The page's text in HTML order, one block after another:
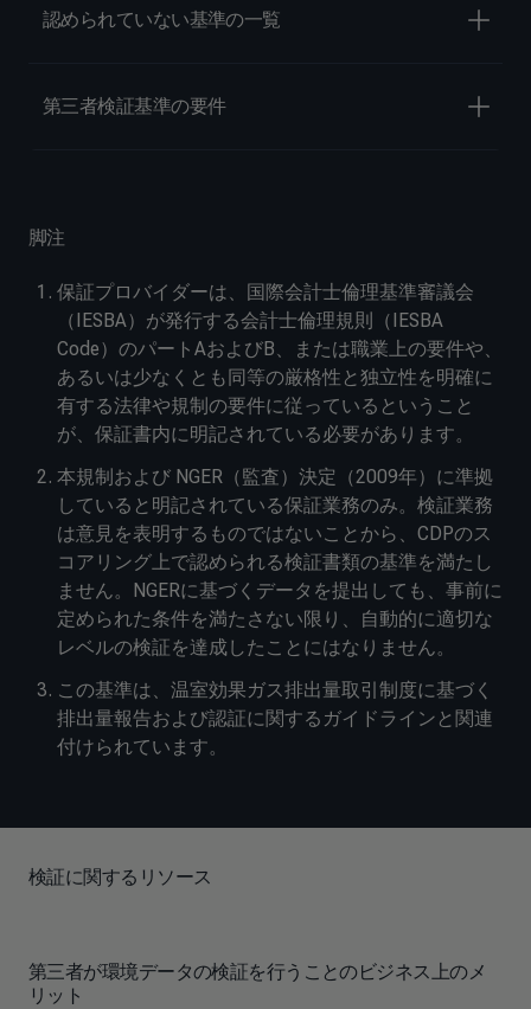
認められていない基準の一覧
第三者検証基準の要件
脚注
保証プロバイダーは、国際会計士倫理基準審議会
（IESBA）が発行する会計士倫理規則（IESBA
Code）のパートAおよびB、または職業上の要件や、
あるいは少なくとも同等の厳格性と独立性を明確に
有する法律や規制の要件に従っているということ
が、保証書内に明記されている必要があります。
本規制および NGER（監査）決定（2009年）に準拠
していると明記されている保証業務のみ。検証業務
は意見を表明するものではないことから、CDPのス
コアリング上で認められる検証書類の基準を満たし
ません。NGERに基づくデータを提出しても、事前に
定められた条件を満たさない限り、自動的に適切な
レベルの検証を達成したことにはなりません。
この基準は、温室効果ガス排出量取引制度に基づく
排出量報告および認証に関するガイドラインと関連
付けられています。
検証に関するリソース
第三者が環境データの検証を行うことのビジネス上のメ
リット